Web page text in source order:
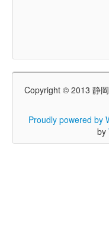
Copyright © 2013 静
Proudly powered by
by